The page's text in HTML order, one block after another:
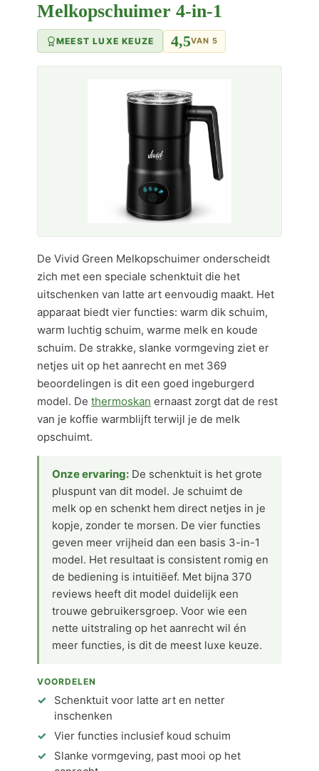
Melkopschuimer 4-in-1
MEEST LUXE KEUZE 4,5VAN 5
De Vivid Green Melkopschuimer onderscheidt
zich met een speciale schenktuit die het
uitschenken van latte art eenvoudig maakt. Het
apparaat biedt vier functies: warm dik schuim,
warm luchtig schuim, warme melk en koude
schuim. De strakke, slanke vormgeving ziet er
netjes uit op het aanrecht en met 369
beoordelingen is dit een goed ingeburgerd
model. De thermoskan ernaast zorgt dat de rest
van je koffie warmblijft terwijl je de melk
opschuimt.
Onze ervaring: De schenktuit is het grote
pluspunt van dit model. Je schuimt de
melk op en schenkt hem direct netjes in je
kopje, zonder te morsen. De vier functies
geven meer vrijheid dan een basis 3-in-1
model. Het resultaat is consistent romig en
de bediening is intuitiëef. Met bijna 370
reviews heeft dit model duidelijk een
trouwe gebruikersgroep. Voor wie een
nette uitstraling op het aanrecht wil én
meer functies, is dit de meest luxe keuze.
VOORDELEN
Schenktuit voor latte art en netter
inschenken
Vier functies inclusief koud schuim
Slanke vormgeving, past mooi op het